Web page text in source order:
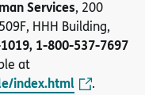
Services, 200
HHH Building,
1-800-537-7697
at
index.html .